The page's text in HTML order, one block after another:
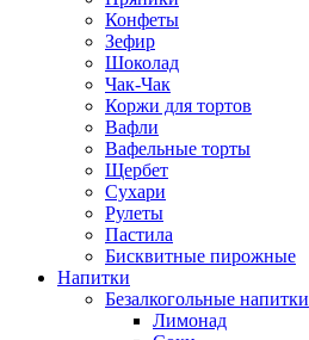
Конфеты
Зефир
Шоколад
Чак-Чак
Коржи для тортов
Вафли
Вафельные торты
Щербет
Сухари
Рулеты
Пастила
Бисквитные пирожные
Напитки
Безалкогольные напитки
Лимонад